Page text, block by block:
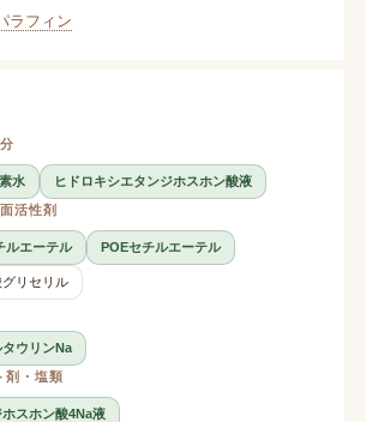
ラフィン
水
ヒドロキシエタンジホスホン酸液
活性剤
ルエーテル POEセチルエーテル
リセリル
ウリンNa
剤・塩類
スホン酸4Na液